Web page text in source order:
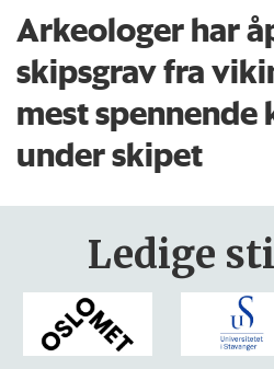
Arkeologer har
skipsgrav fra
mest spennende
under skipet
Ledige